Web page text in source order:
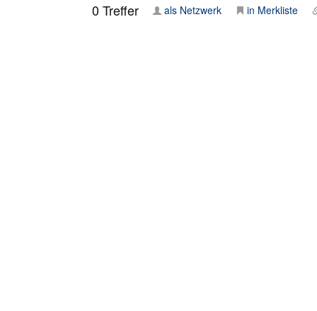
0Treffer als Netzwerk in Merkliste